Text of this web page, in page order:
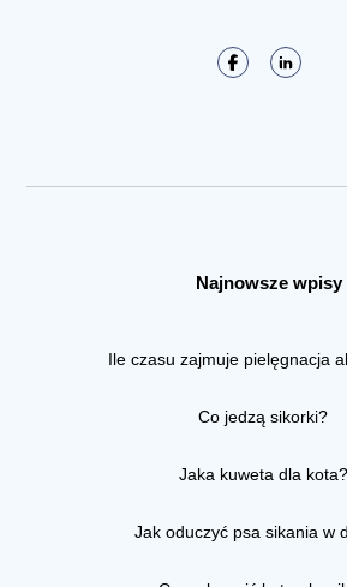
Najnowsze wpisy
Ile czasu zajmuje pielęgnacja
Co jedzą sikorki?
Jaka kuweta dla kota?
Jak oduczyć psa sikania w